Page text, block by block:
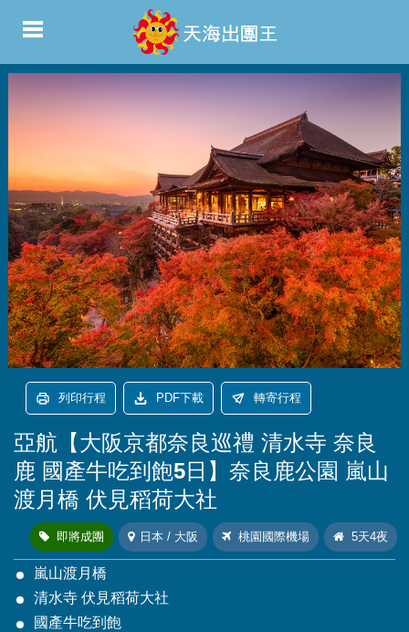
列印行程 PDF下載 轉寄行程
亞航【大阪京都奈良巡禮 清水寺 奈良
鹿 國產牛吃到飽5日】奈良鹿公園 嵐山
渡月橋 伏見稻荷大社
即將成團 日本 / 大阪 桃園國際機場 5天4夜
嵐山渡月橋
清水寺 伏見稻荷大社
國產牛吃到飽